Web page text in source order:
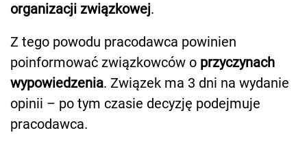
organizacji związkowej.
Z tego powodu pracodawca powinien
poinformować związkowców o przyczynach
wypowiedzenia. Związek ma 3 dni na wydanie
opinii – po tym czasie decyzję podejmuje
pracodawca.